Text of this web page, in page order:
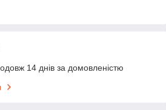
14 днів за домовленістю